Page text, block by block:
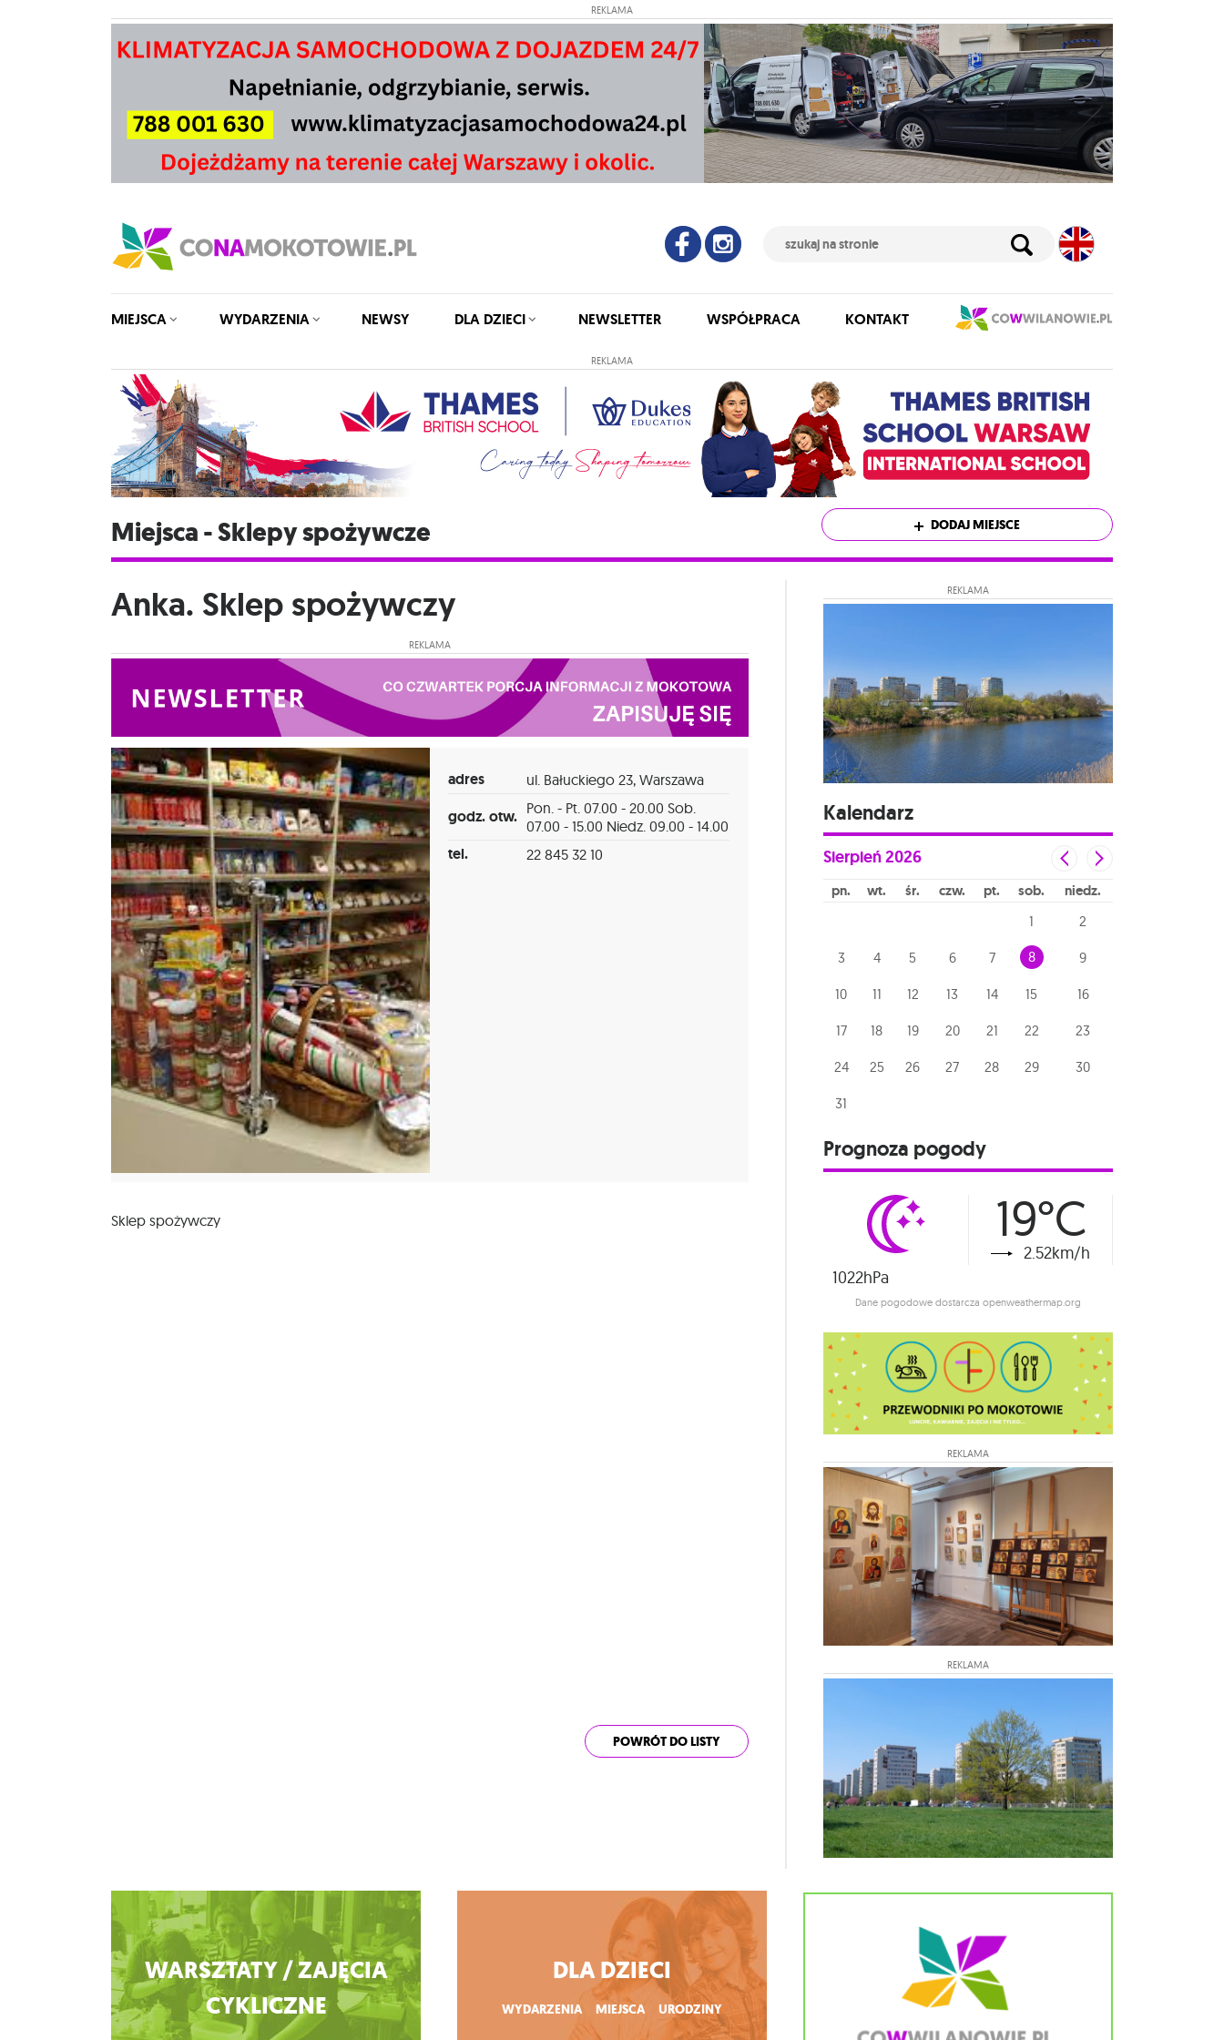
REKLAMA
MIEJSCA WYDARZENIA NEWSY DLA DZIECI NEWSLETTER WSPÓŁPRACA KONTAKT
REKLAMA
Miejsca - Sklepy spożywcze DODAJ MIEJSCE
Anka. Sklep spożywczy
REKLAMA
adres ul. Bałuckiego 23, Warszawa
godz. otw. Pon. - Pt. 07.00 - 20.00 Sob.
07.00 - 15.00 Niedz. 09.00 - 14.00
tel. 22 845 32 10
Sklep spożywczy
POWRÓT DO LISTY
REKLAMA
Kalendarz
Sierpień2026
pn wt śr czw pt sob niedz
1 2
3 4 5 6 7 8 9
10 11 12 13 14 15 16
17 18 19 20 21 22 23
24 25 26 27 28 29 30
31
Prognoza pogody
19°C
2.52km/h
1022hPa
Dane pogodowe dostarcza openweathermap.org
REKLAMA
REKLAMA
Zobacz więcej
WARSZTATY / ZAJĘCIA
CYKLICZNE
DLA DZIECI
WYDARZENIA MIEJSCA URODZINY